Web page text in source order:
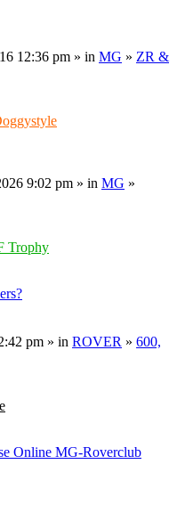
12:36 pm » in MG » ZR &
9:02 pm » in MG »
Trophy
pm » in ROVER » 600,
Online MG-Roverclub